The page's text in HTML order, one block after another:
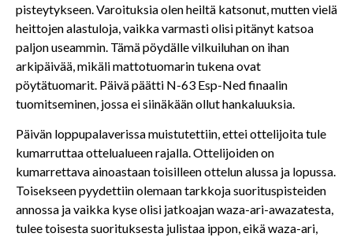
pisteytykseen. Varoituksia olen heiltä katsonut, mutten vielä
heittojen alastuloja, vaikka varmasti olisi pitänyt katsoa
paljon useammin. Tämä pöydälle vilkuiluhan on ihan
arkipäivää, mikäli mattotuomarin tukena ovat
pöytätuomarit. Päivä päätti N-63 Esp-Ned finaalin
tuomitseminen, jossa ei siinäkään ollut hankaluuksia.
Päivän loppupalaverissa muistutettiin, ettei ottelijoita tule
kumarruttaa ottelualueen rajalla. Ottelijoiden on
kumarrettava ainoastaan toisilleen ottelun alussa ja lopussa.
Toisekseen pyydettiin olemaan tarkkoja suorituspisteiden
annossa ja vaikka kyse olisi jatkoajan waza-ari-awazatesta,
tulee toisesta suorituksesta julistaa ippon, eikä waza-ari,